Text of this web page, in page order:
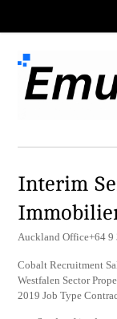
Interim
Auckland Office+64 9
Cobalt Recruitment
Westfalen Sector
2019 Job Type